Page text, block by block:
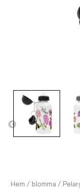
Hem / blomma /